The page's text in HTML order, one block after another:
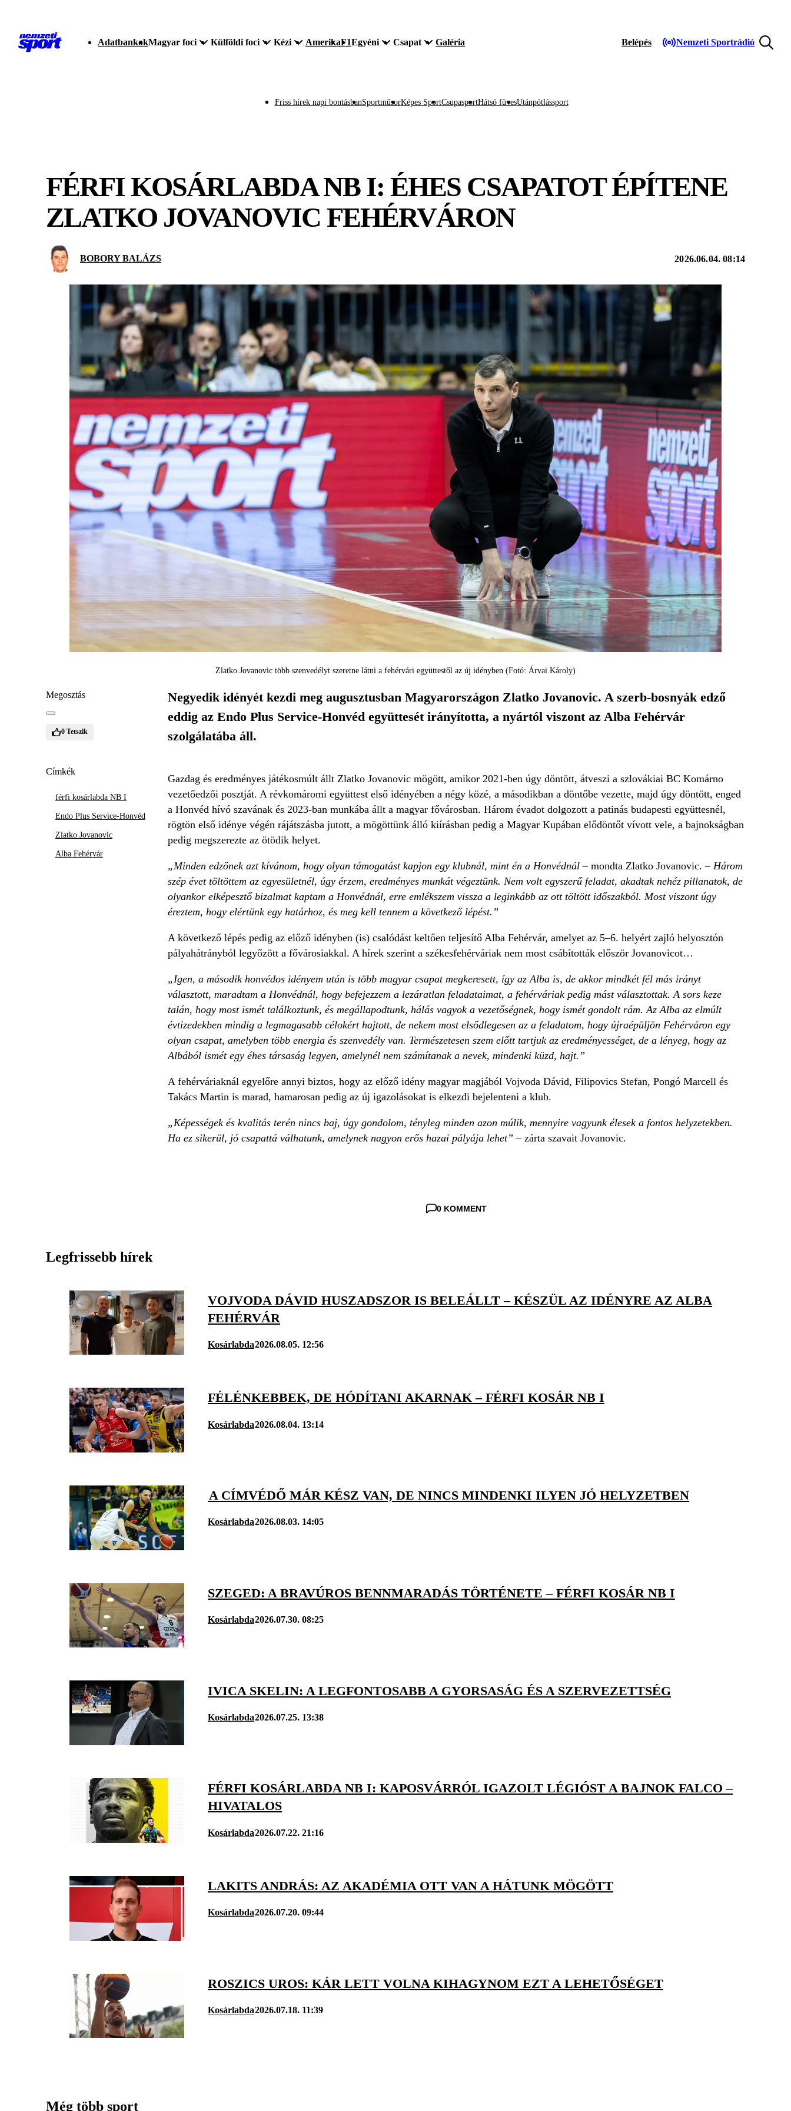
AdatbankokMagyar foci Külföldi foci Kézi AmerikaF1Egyéni Csapat Galéria Belépés Nemzeti Sportrádió
Friss hírek napi bontásbanSportműsorKépes SportCsupasportHátsó füvesUtánpótlássport
FÉRFI KOSÁRLABDA NB I: ÉHES CSAPATOT ÉPÍTENE
ZLATKO JOVANOVIC FEHÉRVÁRON
BOBORY BALÁZS 2026.06.04. 08:14
Zlatko Jovanovic több szenvedélyt szeretne látni a fehérvári együttestől az új idényben (Fotó: Árvai Károly)
Megosztás
0 Tetszik
Címkék
férfi kosárlabda NB I
Endo Plus Service-Honvéd
Zlatko Jovanovic
Alba Fehérvár
Negyedik idényét kezdi meg augusztusban Magyarországon Zlatko Jovanovic. A szerb-bosnyák edző
eddig az Endo Plus Service-Honvéd együttesét irányította, a nyártól viszont az Alba Fehérvár
szolgálatába áll.
Gazdag és eredményes játékosmúlt állt Zlatko Jovanovic mögött, amikor 2021-ben úgy döntött, átveszi a szlovákiai BC Komárno
vezetőedzői posztját. A révkomáromi együttest első idényében a négy közé, a másodikban a döntőbe vezette, majd úgy döntött, enged
a Honvéd hívó szavának és 2023-ban munkába állt a magyar fővárosban. Három évadot dolgozott a patinás budapesti együttesnél,
rögtön első idénye végén rájátszásba jutott, a mögöttünk álló kiírásban pedig a Magyar Kupában elődöntőt vívott vele, a bajnokságban
pedig megszerezte az ötödik helyet.
„Minden edzőnek azt kívánom, hogy olyan támogatást kapjon egy klubnál, mint én a Honvédnál– mondta Zlatko Jovanovic.– Három
szép évet töltöttem az egyesületnél, úgy érzem, eredményes munkát végeztünk. Nem volt egyszerű feladat, akadtak nehéz pillanatok, de
olyankor elképesztő bizalmat kaptam a Honvédnál, erre emlékszem vissza a leginkább az ott töltött időszakból. Most viszont úgy
éreztem, hogy elértünk egy határhoz, és meg kell tennem a következő lépést.”
A következő lépés pedig az előző idényben (is) csalódást keltően teljesítő Alba Fehérvár, amelyet az 5–6. helyért zajló helyosztón
pályahátrányból legyőzött a fővárosiakkal. A hírek szerint a székesfehérváriak nem most csábították először Jovanovicot…
„Igen, a második honvédos idényem után is több magyar csapat megkeresett, így az Alba is, de akkor mindkét fél más irányt
választott, maradtam a Honvédnál, hogy befejezzem a lezáratlan feladataimat, a fehérváriak pedig mást választottak. A sors keze
talán, hogy most ismét találkoztunk, és megállapodtunk, hálás vagyok a vezetőségnek, hogy ismét gondolt rám. Az Alba az elmúlt
évtizedekben mindig a legmagasabb célokért hajtott, de nekem most elsődlegesen az a feladatom, hogy újraépüljön Fehérváron egy
olyan csapat, amelyben több energia és szenvedély van. Természetesen szem előtt tartjuk az eredményességet, de a lényeg, hogy az
Albából ismét egy éhes társaság legyen, amelynél nem számítanak a nevek, mindenki küzd, hajt.”
A fehérváriaknál egyelőre annyi biztos, hogy az előző idény magyar magjából Vojvoda Dávid, Filipovics Stefan, Pongó Marcell és
Takács Martin is marad, hamarosan pedig az új igazolásokat is elkezdi bejelenteni a klub.
„Képességek és kvalitás terén nincs baj, úgy gondolom, tényleg minden azon múlik, mennyire vagyunk élesek a fontos helyzetekben.
Ha ez sikerül, jó csapattá válhatunk, amelynek nagyon erős hazai pályája lehet” – zárta szavait Jovanovic.
0 KOMMENT
Legfrissebb hírek
VOJVODA DÁVID HUSZADSZOR IS BELEÁLLT – KÉSZÜL AZ IDÉNYRE AZ ALBA
FEHÉRVÁR
Kosárlabda2026.08.05. 12:56
FÉLÉNKEBBEK, DE HÓDÍTANI AKARNAK – FÉRFI KOSÁR NB I
Kosárlabda2026.08.04. 13:14
A CÍMVÉDŐ MÁR KÉSZ VAN, DE NINCS MINDENKI ILYEN JÓ HELYZETBEN
Kosárlabda2026.08.03. 14:05
SZEGED: A BRAVÚROS BENNMARADÁS TÖRTÉNETE – FÉRFI KOSÁR NB I
Kosárlabda2026.07.30. 08:25
IVICA SKELIN: A LEGFONTOSABB A GYORSASÁG ÉS A SZERVEZETTSÉG
Kosárlabda2026.07.25. 13:38
FÉRFI KOSÁRLABDA NB I: KAPOSVÁRRÓL IGAZOLT LÉGIÓST A BAJNOK FALCO –
HIVATALOS
Kosárlabda2026.07.22. 21:16
LAKITS ANDRÁS: AZ AKADÉMIA OTT VAN A HÁTUNK MÖGÖTT
Kosárlabda2026.07.20. 09:44
ROSZICS UROS: KÁR LETT VOLNA KIHAGYNOM EZT A LEHETŐSÉGET
Kosárlabda2026.07.18. 11:39
Még több sport